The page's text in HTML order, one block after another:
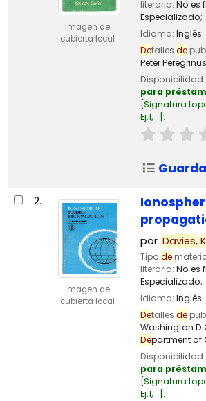
Imagen de
cubierta local
literaria: No es
Especializado;
Idioma: Inglés
Detalles de
Peter
Disponibilidad:
para
Signatura
Ej.1, .. .
2.
Imagen de
cubierta local
por Davies,
Tipo de
literaria: No es
Especializado;
Idioma: Inglés
Detalles de
Washington
Department of
Disponibilidad:
para
Signatura
Ej.1, .. .